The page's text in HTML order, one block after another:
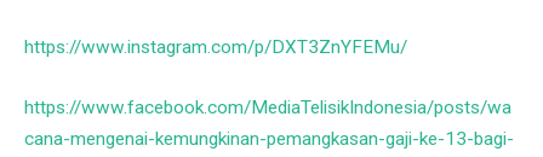
https://www.instagram.com/p/DXT3ZnYFEMu/
https://www.facebook.com/MediaTelisikIndonesia/posts/wa
cana-mengenai-kemungkinan-pemangkasan-gaji-ke-13-bagi-